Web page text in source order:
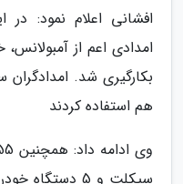
امدادی اعم از
بکارگیری شد.
هم استفاده کردند
سیکلت و 5